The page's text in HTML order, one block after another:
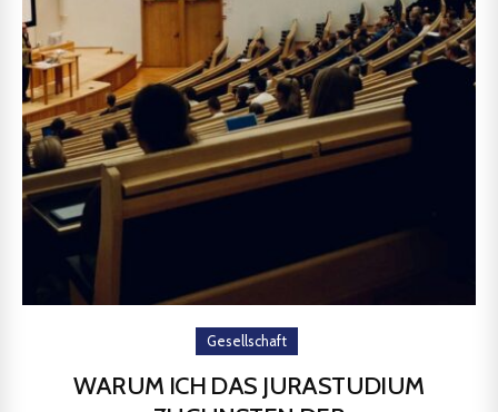
Gesellschaft
WARUM ICH DAS JURASTUDIUM